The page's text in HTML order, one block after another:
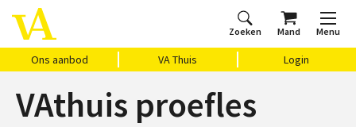
Zoeken Mand Menu
Ons aanbod VA Thuis Login
Home
Ons aanbod
Agenda
VAthuis
Over ons
Vragen?
Cadeaubon
VAthuis proefles